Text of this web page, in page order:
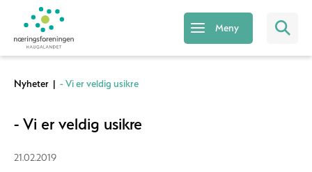
Meny
Nyheter | - Vi er veldig usikre
- Vi er veldig usikre
21.02.2019